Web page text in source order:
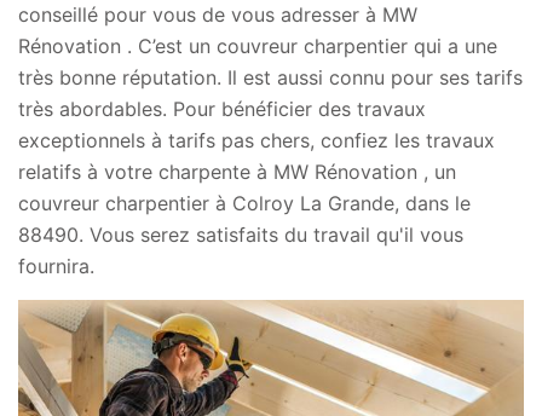
conseillé pour vous de vous adresser à MW
Rénovation . C’est un couvreur charpentier qui a une
très bonne réputation. Il est aussi connu pour ses tarifs
très abordables. Pour bénéficier des travaux
exceptionnels à tarifs pas chers, confiez les travaux
relatifs à votre charpente à MW Rénovation , un
couvreur charpentier à Colroy La Grande, dans le
88490. Vous serez satisfaits du travail qu'il vous
fournira.